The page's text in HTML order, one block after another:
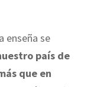
enseña se
país de
que en